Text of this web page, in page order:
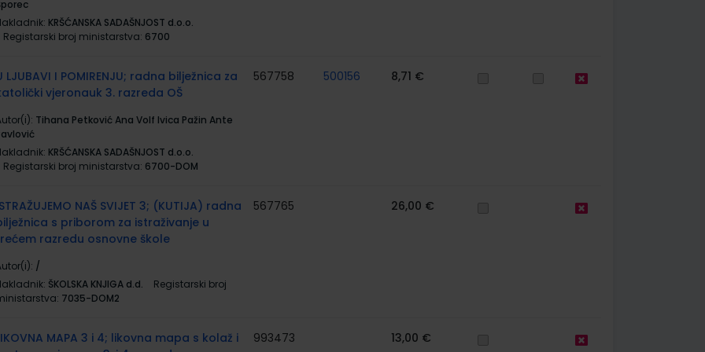
KRŠĆANSKA SADAŠNJOST d.o.o.
Registarski broj ministarstva: 6700
LJUBAVI I POMIRENJU; radna bilježnica za
vjeronauk 3. razreda OŠ
Tihana Petković Ana Volf Ivica Pažin Ante
KRŠĆANSKA SADAŠNJOST d.o.o.
Registarski broj ministarstva: 6700-DOM
567758 500156 8,71 €
NAŠ SVIJET 3; (KUTIJA) radna
s priborom za istraživanje u
razredu osnovne škole
/
ŠKOLSKA KNJIGA d.d.
Registarski broj
7035-DOM2
567765 26,00 €
MAPA 3 i 4; likovna mapa s kolaž i
993473 13,00 €